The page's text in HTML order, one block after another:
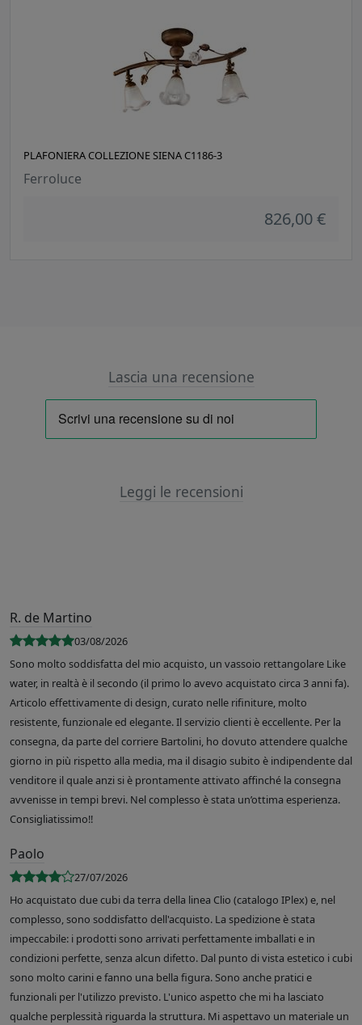
PLAFONIERA COLLEZIONE SIENA C1186-3
Ferroluce
826,00 €
Lascia una recensione
Leggi le recensioni
R. de Martino
03/08/2026
Sono molto soddisfatta del mio acquisto, un vassoio rettangolare Like
water, in realtà è il secondo (il primo lo avevo acquistato circa 3 anni fa).
Articolo effettivamente di design, curato nelle rifiniture, molto
resistente, funzionale ed elegante. Il servizio clienti è eccellente. Per la
consegna, da parte del corriere Bartolini, ho dovuto attendere qualche
giorno in più rispetto alla media, ma il disagio subito è indipendente dal
venditore il quale anzi si è prontamente attivato affinché la consegna
avvenisse in tempi brevi. Nel complesso è stata un’ottima esperienza.
Consigliatissimo!!
Paolo
27/07/2026
Ho acquistato due cubi da terra della linea Clio (catalogo IPlex) e, nel
complesso, sono soddisfatto dell'acquisto. La spedizione è stata
impeccabile: i prodotti sono arrivati perfettamente imballati e in
condizioni perfette, senza alcun difetto. Dal punto di vista estetico i cubi
sono molto carini e fanno una bella figura. Sono anche pratici e
funzionali per l'utilizzo previsto. L'unico aspetto che mi ha lasciato
qualche perplessità riguarda la struttura. Mi aspettavo un materiale un